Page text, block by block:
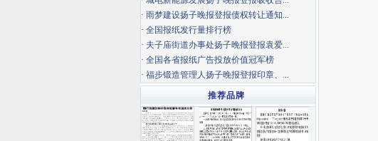
· 雨梦建设扬子晚报登报债权转让通知...
· 全国报纸发行量排行榜
· 夫子庙街道办事处扬子晚报登报袁爱...
· 全国各省报纸广告投放价值冠军榜
· 福步锻造管理人扬子晚报登报印章、...
推荐品牌